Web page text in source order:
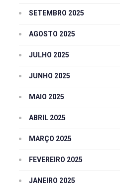
SETEMBRO 2025
AGOSTO 2025
JULHO 2025
JUNHO 2025
MAIO 2025
ABRIL 2025
MARÇO 2025
FEVEREIRO 2025
JANEIRO 2025